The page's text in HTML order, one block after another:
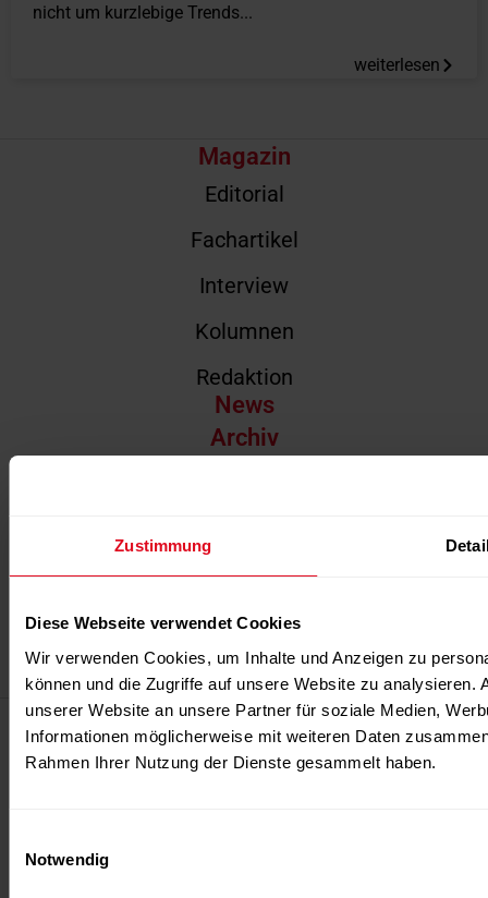
Zustimmung
Diese Webseite verwendet Cookies
Wir verwenden Cookies, um Inhalte und Anzeigen zu
können und die Zugriffe auf unsere Website zu
unserer Website an unsere Partner für soziale Medien,
Informationen möglicherweise mit weiteren Daten
Rahmen Ihrer Nutzung der Dienste gesammelt haben.
Notwendig
nicht um kurzlebige Trends...
weiterlesen
Magazin
Editorial
Fachartikel
Interview
Kolumnen
Redaktion
News
Archiv
Über uns
Team
Kontakt
Verbinden Sie sich mit uns